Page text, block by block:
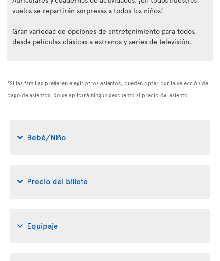
vuelos se repartirán sorpresas a todos los niños!
Gran variedad de opciones de entretenimiento para todos,
desde películas clásicas a estrenos y series de televisión.
*Si las familias prefieren elegir otros asientos, pueden optar por la selección de
pago de asientos. No se aplicará ningún descuento al precio del asiento.
Bebé/Niño
Precio del billete
Equipaje